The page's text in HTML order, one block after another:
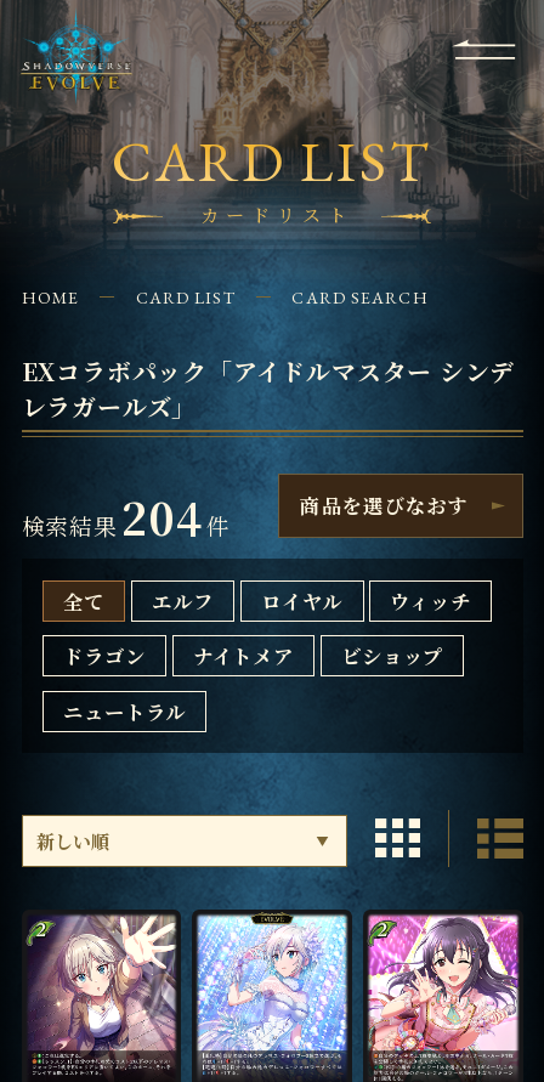
Q&A
EVENT SHOPS
FOR
BEGINNERS
APPLICATION
CONTACT
CARD LIST
カードリスト
HOME CARD LIST CARD SEARCH
EXコラボパック「アイドルマスター シンデ
レラガールズ」
検索結果 204件
商品を選びなおす
全て エルフ ロイヤル
ウィッチ
ドラゴン
ナイトメア
ビショップ
ニュートラル